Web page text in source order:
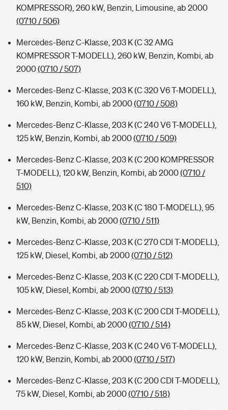
KOMPRESSOR), 260 kW, Benzin, Limousine, ab 2000
(0710 / 506)
Mercedes-Benz C-Klasse, 203 K (C 32 AMG
KOMPRESSOR T-MODELL), 260 kW, Benzin, Kombi, ab
2000(0710 / 507)
Mercedes-Benz C-Klasse, 203 K (C 320 V6 T-MODELL),
160 kW, Benzin, Kombi, ab 2000(0710 / 508)
Mercedes-Benz C-Klasse, 203 K (C 240 V6 T-MODELL),
125 kW, Benzin, Kombi, ab 2000(0710 / 509)
Mercedes-Benz C-Klasse, 203 K (C 200 KOMPRESSOR
T-MODELL), 120 kW, Benzin, Kombi, ab 2000(0710 /
510)
Mercedes-Benz C-Klasse, 203 K (C 180 T-MODELL), 95
kW, Benzin, Kombi, ab 2000(0710 / 511)
Mercedes-Benz C-Klasse, 203 K (C 270 CDI T-MODELL),
125 kW, Diesel, Kombi, ab 2000(0710 / 512)
Mercedes-Benz C-Klasse, 203 K (C 220 CDI T-MODELL),
105 kW, Diesel, Kombi, ab 2000(0710 / 513)
Mercedes-Benz C-Klasse, 203 K (C 200 CDI T-MODELL),
85 kW, Diesel, Kombi, ab 2000(0710 / 514)
Mercedes-Benz C-Klasse, 203 K (C 240 V6 T-MODELL),
120 kW, Benzin, Kombi, ab 2000(0710 / 517)
Mercedes-Benz C-Klasse, 203 K (C 200 CDI T-MODELL),
75 kW, Diesel, Kombi, ab 2000(0710 / 518)